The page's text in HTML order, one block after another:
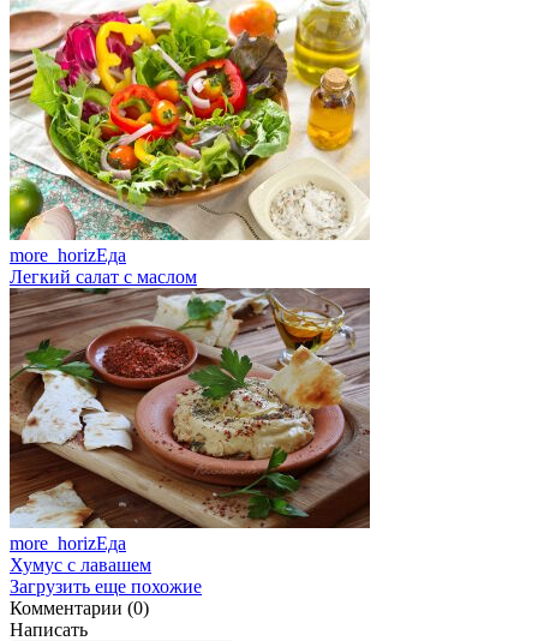
more_horizЕда
Легкий салат с маслом
more_horizЕда
Хумус с лавашем
Загрузить еще похожие
Комментарии (0)
Написать